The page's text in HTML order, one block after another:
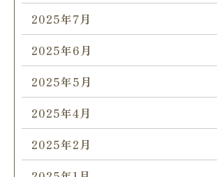
2025年7月
2025年6月
2025年5月
2025年4月
2025年2月